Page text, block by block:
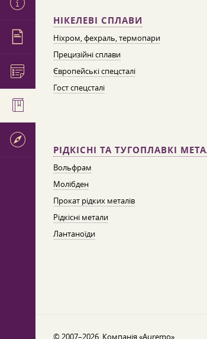
НІКЕЛЕВІ СПЛАВИ
Ніхром, фехраль, термопари
Прецизійні сплави
Європейські спецсталі
Гост спецсталі
РІДКІСНІ ТА ТУГОПЛАВКІ
Вольфрам
Молібден
Прокат рідких металів
Рідкісні метали
Лантаноїди
© 2007–2026. Компанія «Auremo».